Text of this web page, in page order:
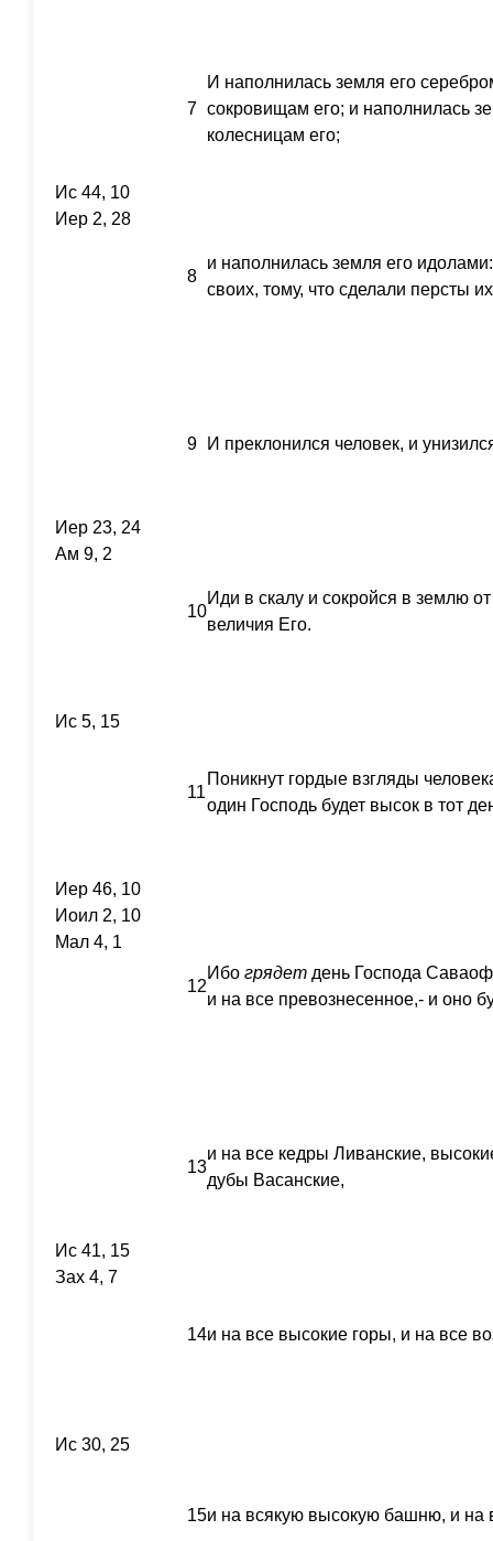
7
И наполнилась земля его
сокровищам его; и наполнилась
колесницам его;
Ис 44, 10
Иер 2, 28
8
и наполнилась земля его
своих, тому, что сделали персты
9 И преклонился человек, и
Иер 23, 24
Ам 9, 2
10
Иди в скалу и сокройся в землю
величия Его.
Ис 5, 15
11
Поникнут гордые взгляды
один Господь будет высок в тот
Иер 46, 10
Иоил 2, 10
Мал 4, 1
12
Ибо грядет день Господа
и на все превознесенное,- и оно
13
и на все кедры Ливанские,
дубы Васанские,
Ис 41, 15
Зах 4, 7
14и на все высокие горы, и на все
Ис 30, 25
15и на всякую высокую башню, и на